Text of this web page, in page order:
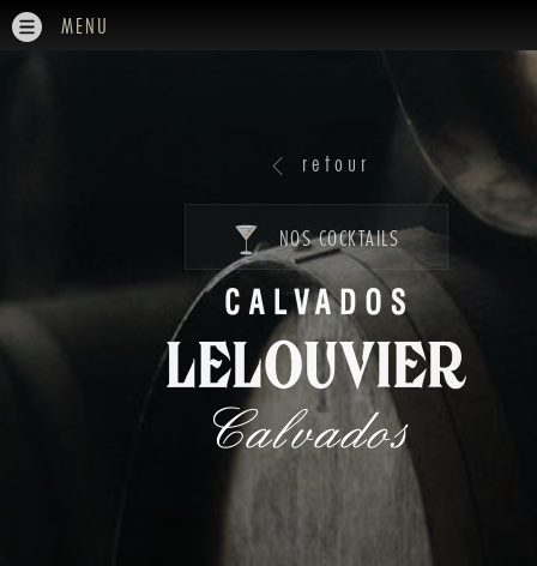
MENU
retour
NOS COCKTAILS
Calvados